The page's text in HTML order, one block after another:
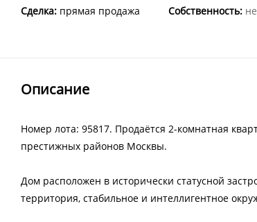
Сделка: прямая продажа Собственность:
Описание
Номер лота: 95817. Продаётся 2-комнатная
престижных районов Москвы.
Дом расположен в исторически статусной
территория, стабильное и интеллигентное